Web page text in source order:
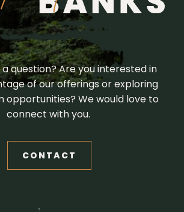
a question? Are you interested in
of our offerings or exploring
opportunities? We would love to
connect with you.
CONTACT